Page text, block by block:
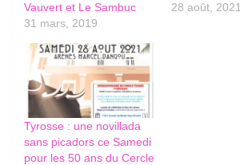
Vauvert et Le Sambuc
31 mars, 2019
28 août, 2021
Tyrosse : une novillada
sans picadors ce Samedi
pour les 50 ans du Cercle